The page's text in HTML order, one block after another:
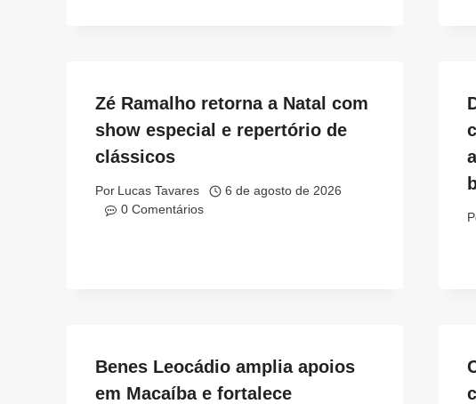
Zé Ramalho retorna a Natal com
show especial e repertório de
clássicos
Por Lucas Tavares
6 de agosto de 2026
0 Comentários
Benes Leocádio amplia apoios
em Macaíba e fortalece